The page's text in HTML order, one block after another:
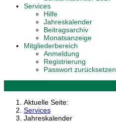
Services
Hilfe
Jahreskalender
Beitragsarchiv
Monatsanzeige
Mitgliederbereich
Anmeldung
Registrierung
Passwort zurücksetzen
Aktuelle Seite:
Services
Jahreskalender